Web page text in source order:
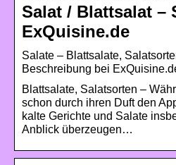
Salat / Blattsalat –
ExQuisine.de
Salate – Blattsalate,
Beschreibung bei
Blattsalate, Salatsorten –
schon durch ihren Duft den
kalte Gerichte und Salate
Anblick überzeugen…